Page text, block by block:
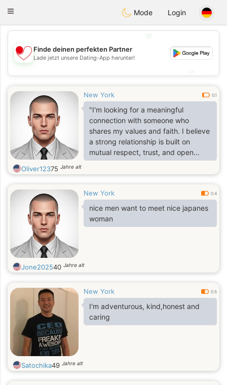
Chat
Toggle
Mode Login
💖
💕
Finde deinen perfekten Partner
Lade jetzt unsere Dating-App herunter!
New York 0.1
"I'm looking for a meaningful
connection with someone who
shares my values and faith. I believe
a strong relationship is built on
mutual respect, trust, and open
communication. If you're interested
in building a connection based on
know you."
Oliver12375 Jahre alt
New York 0.4
nice men want to meet nice japanes
woman
Jone202540 Jahre alt
New York 0.5
I'm adventurous, kind,honest and
caring
Satochika49 Jahre alt